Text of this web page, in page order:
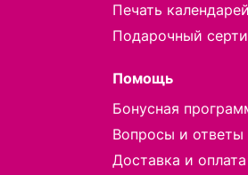
Печать календарей
Подарочный
Помощь
Бонусная
Вопросы и ответы
Доставка и оплата